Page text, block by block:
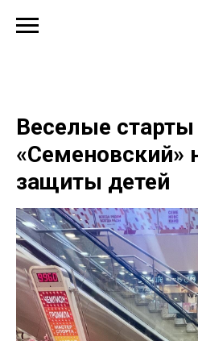
Веселые
«Семеновский»
защиты детей